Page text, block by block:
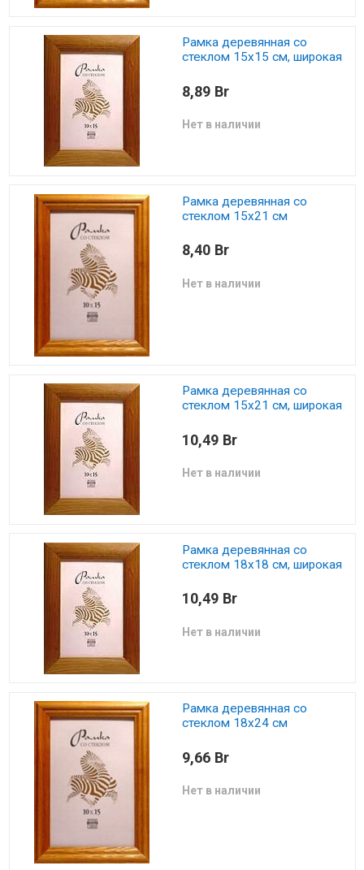
Рамка деревянная со
стеклом 15х15 см, широкая
8,89 Br
Нет в наличии
Рамка деревянная со
стеклом 15х21 см
8,40 Br
Нет в наличии
Рамка деревянная со
стеклом 15х21 см, широкая
10,49 Br
Нет в наличии
Рамка деревянная со
стеклом 18х18 см, широкая
10,49 Br
Нет в наличии
Рамка деревянная со
стеклом 18х24 см
9,66 Br
Нет в наличии